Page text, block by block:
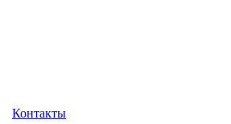
Контакты